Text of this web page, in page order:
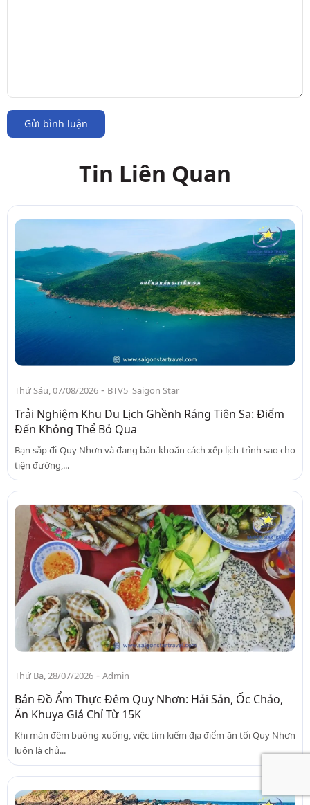
Gửi bình luận
Tin Liên Quan
Thứ Sáu, 07/08/2026 - BTV5_Saigon Star
Trải Nghiệm Khu Du Lịch Ghềnh Ráng Tiên Sa: Điểm
Đến Không Thể Bỏ Qua
Bạn sắp đi Quy Nhơn và đang băn khoăn cách xếp lịch trình sao cho
tiện đường,...
Thứ Ba, 28/07/2026 - Admin
Bản Đồ Ẩm Thực Đêm Quy Nhơn: Hải Sản, Ốc Chảo,
Ăn Khuya Giá Chỉ Từ 15K
Khi màn đêm buông xuống, việc tìm kiếm địa điểm ăn tối Quy Nhơn
luôn là chủ...